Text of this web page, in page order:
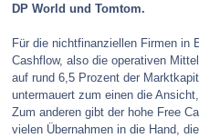
DP World und Tomtom.
Für die nichtfinanziellen Firmen in
Cashflow, also die operativen
auf rund 6,5 Prozent der
untermauert zum einen die
Zum anderen gibt der hohe Free
vielen Übernahmen in die Hand,